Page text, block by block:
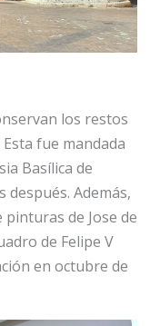
los restos
Esta fue mandada
Basílica de
Además,
de Jose de
de Felipe V
en octubre de